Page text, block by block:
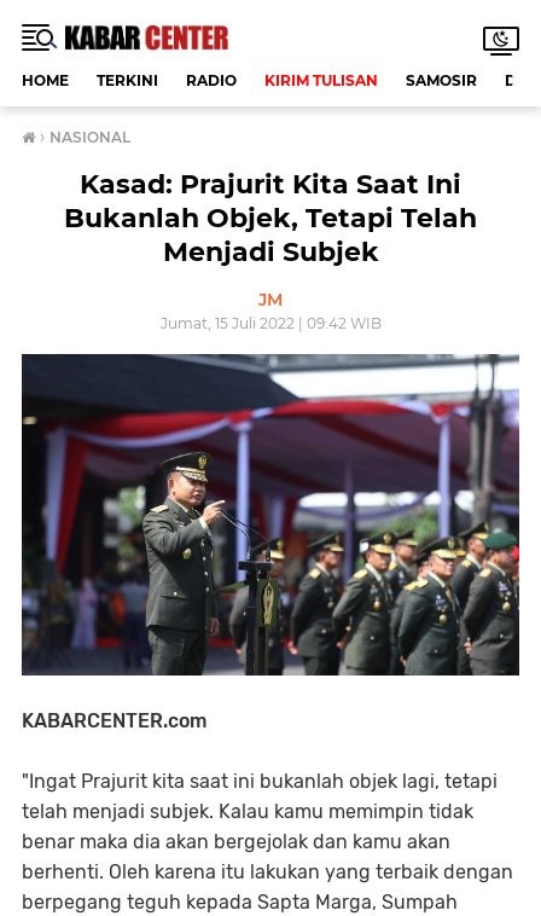
HOME TERKINI RADIO KIRIM TULISAN SAMOSIR
› NASIONAL
Kasad: Prajurit Kita Saat Ini
Bukanlah Objek, Tetapi Telah
Menjadi Subjek
JM
Jumat, 15 Juli 2022 | 09:42 WIB
KABARCENTER.com
"Ingat Prajurit kita saat ini bukanlah objek lagi, tetapi
telah menjadi subjek. Kalau kamu memimpin tidak
benar maka dia akan bergejolak dan kamu akan
berhenti. Oleh karena itu lakukan yang terbaik dengan
berpegang teguh kepada Sapta Marga, Sumpah